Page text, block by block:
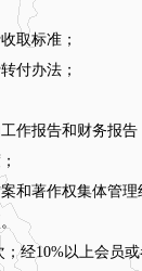
取标准；
付办法；
报告和财务报告
著作权集体管理
10%以上会员或